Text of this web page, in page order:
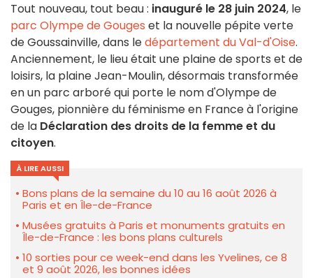
Tout nouveau, tout beau : inauguré le 28 juin 2024, le
parc Olympe de Gouges et la nouvelle pépite verte
de Goussainville, dans ledépartement du Val-d'Oise.
Anciennement, le lieu était une plaine de sports et de
loisirs, la plaine Jean-Moulin, désormais transformée
en un parc arboré qui porte le nom d'Olympe de
Gouges, pionnière du féminisme en France à l'origine
de la Déclaration des droits de la femme et du
citoyen.
À LIRE AUSSI
Bons plans de la semaine du 10 au 16 août 2026 à
Paris et en Île-de-France
Musées gratuits à Paris et monuments gratuits en
Île-de-France : les bons plans culturels
10 sorties pour ce week-end dans les Yvelines, ce 8
et 9 août 2026, les bonnes idées